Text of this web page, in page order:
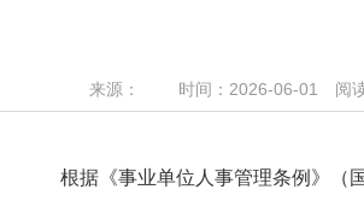
来源： 时间：2026-06-01 阅读
根据《事业单位人事管理条例》（